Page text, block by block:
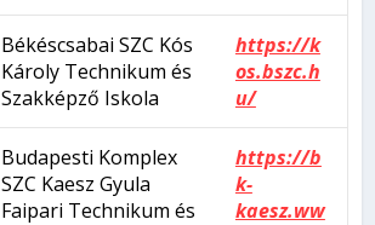
Békéscsabai SZC Kós
Károly Technikum és
Szakképző Iskola
https://k
os.bszc.h
u/
Budapesti Komplex
SZC Kaesz Gyula
Faipari Technikum és
https://b
k-
kaesz.ww